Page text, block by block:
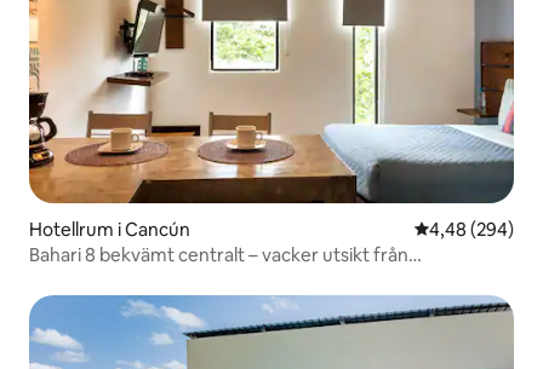
Hotellrum i Cancún 4,48 av 5 i
4,48 (294)
Bahari 8 bekvämt centralt – vacker utsikt från